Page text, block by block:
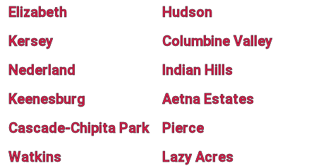
Elizabeth
Hudson
Kersey
Columbine Valley
Nederland
Indian Hills
Keenesburg
Aetna Estates
Cascade-Chipita Park
Pierce
Watkins
Lazy Acres